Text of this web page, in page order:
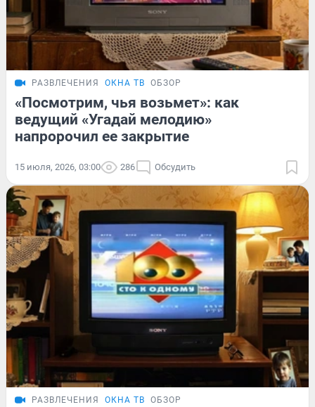
РАЗВЛЕЧЕНИЯ ОКНА ТВ ОБЗОР
«Посмотрим, чья возьмет»: как
ведущий «Угадай мелодию»
напророчил ее закрытие
15 июля, 2026, 03:00 286 Обсудить
РАЗВЛЕЧЕНИЯ ОКНА ТВ ОБЗОР